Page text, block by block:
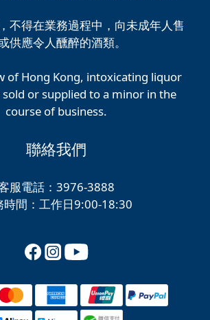
不得在業務過程中，向未成年人售
供應令人醺醉的酒類。
of Hong Kong, intoxicating liquor
or supplied to a minor in the
course of business.
聯絡我們
服電話：3976-3888
時間：工作日9:00-18:30